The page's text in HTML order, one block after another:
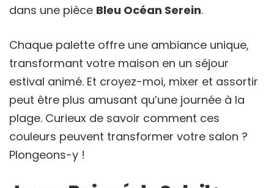
dans une pièce Bleu Océan Serein.
Chaque palette offre une ambiance unique,
transformant votre maison en un séjour
estival animé. Et croyez-moi, mixer et assortir
peut être plus amusant qu’une journée à la
plage. Curieux de savoir comment ces
couleurs peuvent transformer votre salon ?
Plongeons-y !